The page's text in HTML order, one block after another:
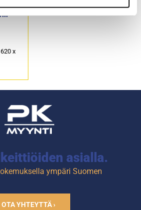
x
asialla.
ympäri Suomen
OTA YHTEYTTÄ ›